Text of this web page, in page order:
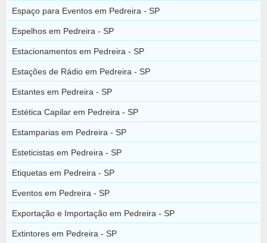
Espaço para Eventos em Pedreira - SP
Espelhos em Pedreira - SP
Estacionamentos em Pedreira - SP
Estações de Rádio em Pedreira - SP
Estantes em Pedreira - SP
Estética Capilar em Pedreira - SP
Estamparias em Pedreira - SP
Esteticistas em Pedreira - SP
Etiquetas em Pedreira - SP
Eventos em Pedreira - SP
Exportação e Importação em Pedreira - SP
Extintores em Pedreira - SP